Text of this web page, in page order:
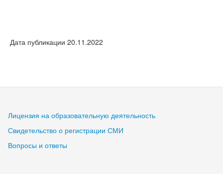
Дата публикации 20.11.2022
Лицензия на образовательную деятельность
Свидетельство о регистрации СМИ
Вопросы и ответы